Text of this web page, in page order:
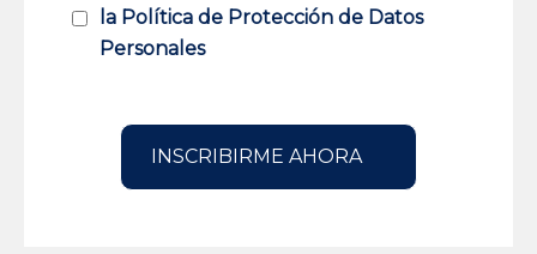
la Política de Protección de Datos
Personales